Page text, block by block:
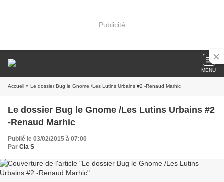
Publicité
MENU
Accueil » Le dossier Bug le Gnome /Les Lutins Urbains #2 -Renaud Marhic
Le dossier Bug le Gnome /Les Lutins Urbains #2
-Renaud Marhic
Publié le 03/02/2015 à 07:00
Par Cla S